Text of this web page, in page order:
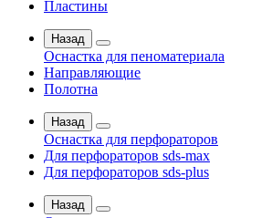
Пластины
Назад
Оснастка для пеноматериала
Направляющие
Полотна
Назад
Оснастка для перфораторов
Для перфораторов sds-max
Для перфораторов sds-plus
Назад